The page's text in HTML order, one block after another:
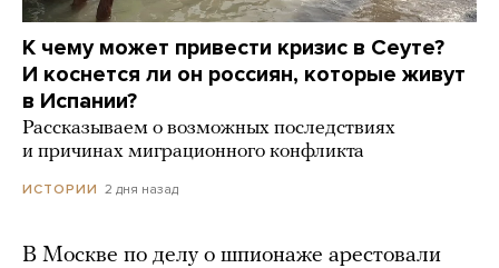
К чему может привести кризис в Сеуте?
И коснется ли он россиян, которые живут
в Испании?
Рассказываем о возможных последствиях
и причинах миграционного конфликта
ИСТОРИИ 2 дня назад
В Москве по делу о шпионаже арестовали